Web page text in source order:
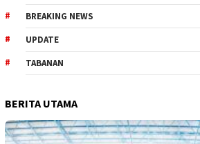
BREAKING NEWS
UPDATE
TABANAN
BERITA UTAMA